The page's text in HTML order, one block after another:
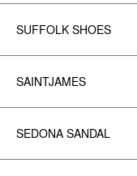
SUFFOLK SHOES
SAINTJAMES
SEDONA SANDAL